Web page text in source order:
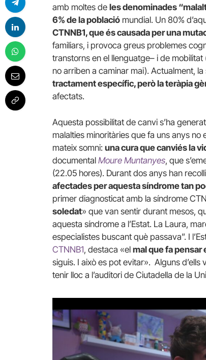
amb moltes de les denominades
6% de la població mundial. Un 80%
CTNNB1, que és causada per una
familiars, i provoca greus problemes
transtorns en el llenguatge– i de
no arriben a caminar mai). Actualment,
tractament específic, però la teràpia
afectats.
Aquesta possibilitat de canvi s’ha
malalties minoritàries que fa uns anys no
mateix somni: una cura que canviés la
documental Moure Muntanyes, que
(22.05 hores). Durant dos anys han
afectades per aquesta síndrome tan
primer diagnosticat amb la síndrome
soledat» que van sentir durant mesos,
aquesta síndrome a l’Estat. La Laura,
especialistes buscant què passava”. I
CTNNB1, destaca «el mal que fa pensar
siguis. I això es pot evitar». Alguns
tenir lloc a l’auditori de Ciutadella de la